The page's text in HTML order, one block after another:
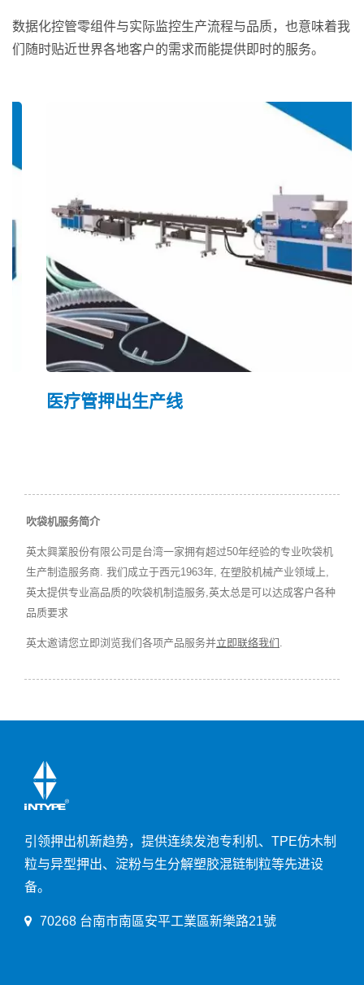
数据化控管零组件与实际监控生产流程与品质，也意味着我
们随时贴近世界各地客户的需求而能提供即时的服务。
医疗管押出生产线
吹袋机服务简介
英太興業股份有限公司是台湾一家拥有超过50年经验的专业吹袋机
生产制造服务商. 我们成立于西元1963年, 在塑胶机械产业领域上,
英太提供专业高品质的吹袋机制造服务,英太总是可以达成客户各种
品质要求
英太邀请您立即浏览我们各项产品服务并立即联络我们 .
引领押出机新趋势，提供连续发泡专利机、TPE仿木制
粒与异型押出、淀粉与生分解塑胶混链制粒等先进设
备。
70268 台南市南區安平工業區新樂路21號